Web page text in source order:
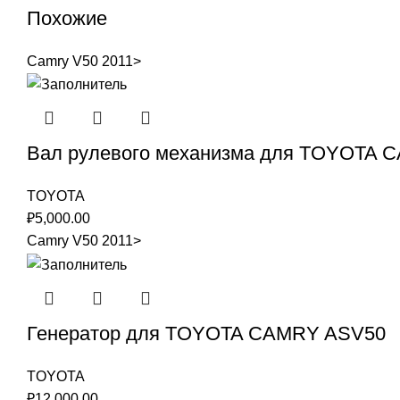
Похожие
Camry V50 2011>
Вал рулевого механизма для TOYOTA
TOYOTA
₽5,000.00
Camry V50 2011>
Генератор для TOYOTA CAMRY ASV50
TOYOTA